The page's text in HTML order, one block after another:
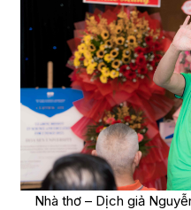
Nhà thơ – Dịch giả